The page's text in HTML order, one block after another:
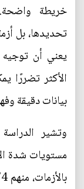
خريطة
تحديدها، بل
يعني أن توجيه
الأكثر تضررًا
بيانات دقيقة